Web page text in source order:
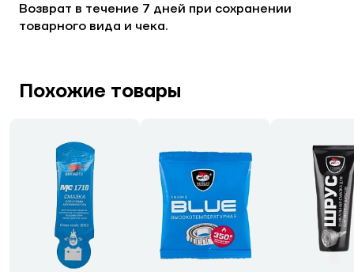
Возврат в течение 7 дней при сохранении
товарного вида и чека.
Похожие товары